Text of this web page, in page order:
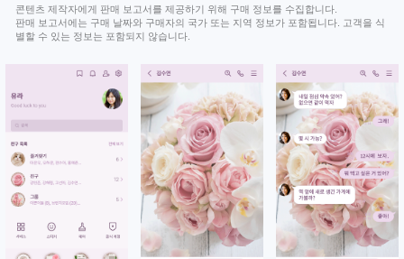
콘텐츠 제작자에게 판매 보고서를 제공하기 위해 구매 정보를 수집합니다.
판매 보고서에는 구매 날짜와 구매자의 국가 또는 지역 정보가 포함됩니다. 고객을 식
별할 수 있는 정보는 포함되지 않습니다.